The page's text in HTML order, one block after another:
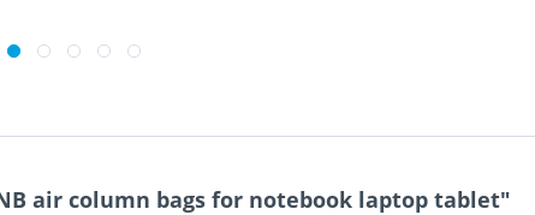
air column bags for notebook laptop tablet"